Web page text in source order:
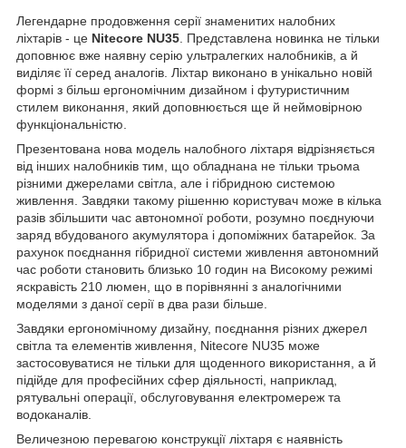
Легендарне продовження серії знаменитих налобних
ліхтарів - це Nitecore NU35. Представлена ​​новинка не тільки
доповнює вже наявну серію ультралегких налобників, а й
виділяє її серед аналогів. Ліхтар виконано в унікально новій
формі з більш ергономічним дизайном і футуристичним
стилем виконання, який доповнюється ще й неймовірною
функціональністю.
Презентована нова модель налобного ліхтаря відрізняється
від інших налобників тим, що обладнана не тільки трьома
різними джерелами світла, але і гібридною системою
живлення. Завдяки такому рішенню користувач може в кілька
разів збільшити час автономної роботи, розумно поєднуючи
заряд вбудованого акумулятора і допоміжних батарейок. За
рахунок поєднання гібридної системи живлення автономний
час роботи становить близько 10 годин на Високому режимі
яскравість 210 люмен, що в порівнянні з аналогічними
моделями з даної серії в два рази більше.
Завдяки ергономічному дизайну, поєднання різних джерел
світла та елементів живлення, Nitecore NU35 може
застосовуватися не тільки для щоденного використання, а й
підійде для професійних сфер діяльності, наприклад,
рятувальні операції, обслуговування електромереж та
водоканалів.
Величезною перевагою конструкції ліхтаря є наявність